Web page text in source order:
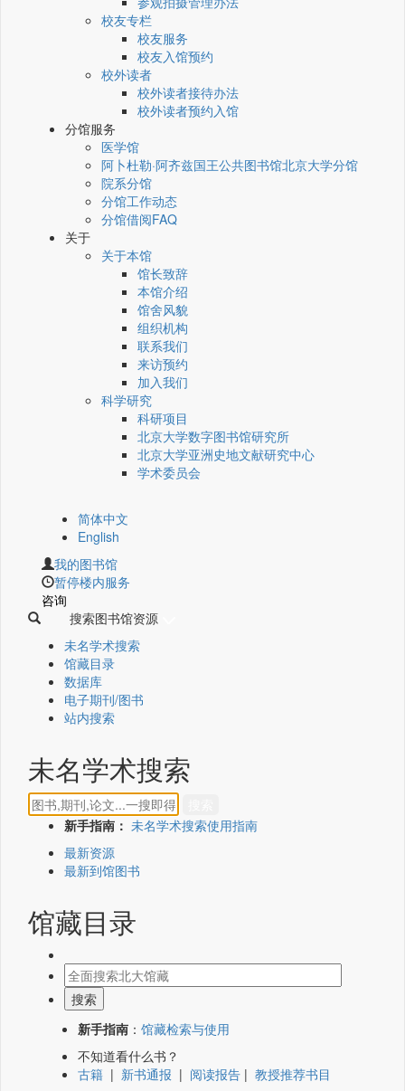
校友专栏
校友服务
校友入馆预约
校外读者
校外读者接待办法
校外读者预约入馆
分馆服务
医学馆
阿卜杜勒·阿齐兹国王公共图书馆北京大学分馆
院系分馆
分馆工作动态
分馆借阅FAQ
关于
关于本馆
馆长致辞
本馆介绍
馆舍风貌
组织机构
联系我们
来访预约
加入我们
科学研究
科研项目
北京大学数字图书馆研究所
北京大学亚洲史地文献研究中心
学术委员会
简体中文
English
我的图书馆
暂停楼内服务
咨询
搜索图书馆资源
未名学术搜索
馆藏目录
数据库
电子期刊/图书
站内搜索
未名学术搜索
新手指南： 未名学术搜索使用指南
最新资源
最新到馆图书
馆藏目录
新手指南 ： 馆藏检索与使用
不知道看什么书？
古籍 | 新书通报 | 阅读报告 | 教授推荐书目